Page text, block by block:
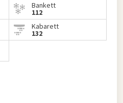
Bankett
112
Kabarett
132